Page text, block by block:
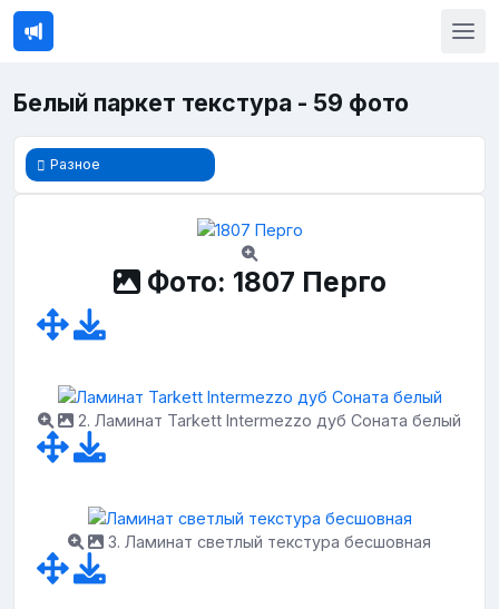
Белый паркет текстура - 59 фото
Разное
Фото: 1807 Перго
2. Ламинат Tarkett Intermezzo дуб Соната белый
3. Ламинат светлый текстура бесшовная